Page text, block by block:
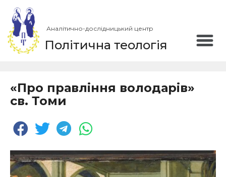
Аналітично-дослідницький центр
Політична теологія
«Про правління володарів»
св. Томи